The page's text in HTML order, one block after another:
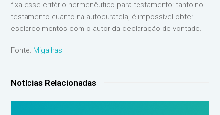
fixa esse critério hermenêutico para testamento: tanto no
testamento quanto na autocuratela, é impossível obter
esclarecimentos com o autor da declaração de vontade.
Fonte: Migalhas
Notícias Relacionadas